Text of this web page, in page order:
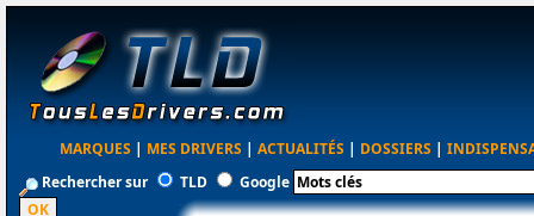
MARQUES | MES DRIVERS | ACTUALITÉS | DOSSIERS |
Rechercher sur
TLD Google